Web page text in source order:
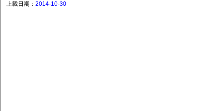
上載日期： 2014-10-30